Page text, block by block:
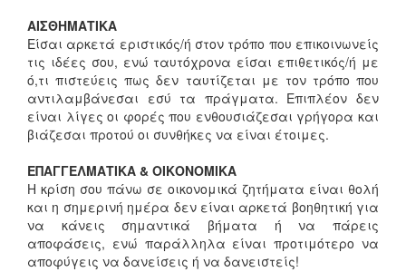
ΑΙΣΘΗΜΑΤΙΚΑ
Είσαι αρκετά εριστικός/ή στον τρόπο που επικοινωνείς
τις ιδέες σου, ενώ ταυτόχρονα είσαι επιθετικός/ή με
ό,τι πιστεύεις πως δεν ταυτίζεται με τον τρόπο που
αντιλαμβάνεσαι εσύ τα πράγματα. Επιπλέον δεν
είναι λίγες οι φορές που ενθουσιάζεσαι γρήγορα και
βιάζεσαι προτού οι συνθήκες να είναι έτοιμες.
ΕΠΑΓΓΕΛΜΑΤΙΚΑ & ΟΙΚΟΝΟΜΙΚΑ
Η κρίση σου πάνω σε οικονομικά ζητήματα είναι θολή
και η σημερινή ημέρα δεν είναι αρκετά βοηθητική για
να κάνεις σημαντικά βήματα ή να πάρεις
αποφάσεις, ενώ παράλληλα είναι προτιμότερο να
αποφύγεις να δανείσεις ή να δανειστείς!